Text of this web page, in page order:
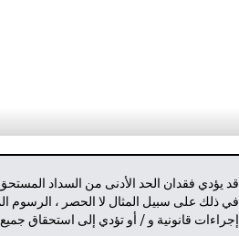
قد يؤدي فقدان الحد الأدنى من السداد
في ذلك على سبيل المثال لا الحصر ، الرسوم
إجراءات قانونية و / أو تؤدي إلى استحقاق